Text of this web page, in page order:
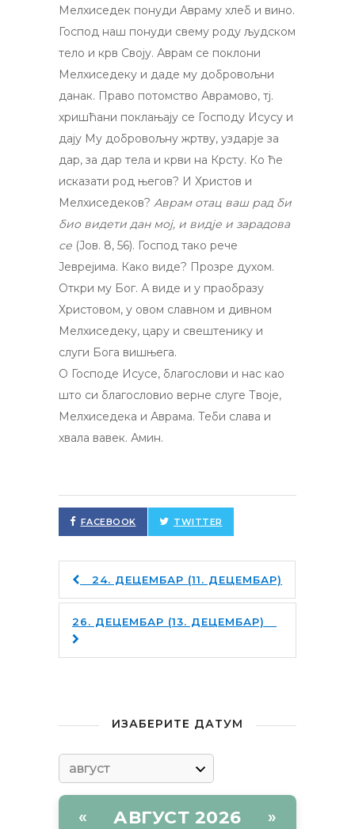
Мелхиседек понуди Авраму хлеб и вино.
Господ наш понуди свему роду људском
тело и крв Своју. Аврам се поклони
Мелхиседеку и даде му добровољни
данак. Право потомство Аврамово, тј.
хришћани поклањају се Господу Исусу и
дају Му добровољну жртву, уздарје за
дар, за дар тела и крви на Крсту. Ко ће
исказати род његов? И Христов и
Мелхиседеков? Аврам отац ваш рад би
био видети дан мој, и видје и зарадова
се (Јов. 8, 56). Господ тако рече
Јеврејима. Како виде? Прозре духом.
Откри му Бог. А виде и у праобразу
Христовом, у овом славном и дивном
Мелхиседеку, цару и свештенику и
слуги Бога вишњега.
О Господе Исусе, благослови и нас као
што си благословио верне слуге Твоје,
Мелхиседека и Аврама. Теби слава и
хвала вавек. Амин.
FACEBOOK TWITTER
24. ДЕЦЕМБАР (11. ДЕЦЕМБАР)
26. ДЕЦЕМБАР (13. ДЕЦЕМБАР)
ИЗАБЕРИТЕ ДАТУМ
« АВГУСТ 2026 »